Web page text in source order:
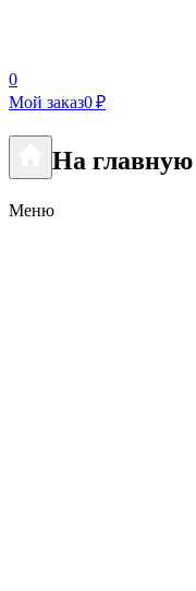
0
Мой заказ0 ₽
На главную
Меню